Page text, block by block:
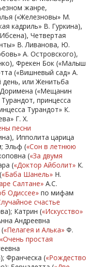
жанре,
(«Железновы» М.
кадриль» В. Гуркина),
Четвертая
В. Ливанова, Ю.
А. Островского),
Фрекен Бок («Малыш
(«Вишневый сад» А.
или Женитьба
(«Мещанин
принцесса
Турандот» К.
Г. Х.
песни
Ипполита царица
Эльф («Сон в летнюю
(«За двумя
(«Доктор Айболит» К.
«Баба Шанель» Н.
Салтане» А.С.
Одиссее» по мифам
лучайное счастье
Катрин («Искусство»
Андреевна
«Пелагея и Алька» Ф.
«Очень простая
Франческа («Рождество